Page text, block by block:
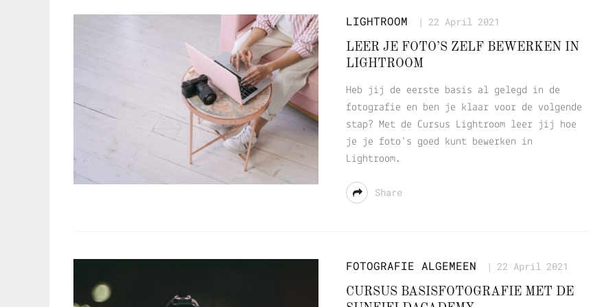
LIGHTROOM 22 April 2021
LEER JE FOTO’S ZELF BEWERKEN IN
LIGHTROOM
Heb jij de eerste basis al gelegd in de
fotografie en ben je klaar voor de volgende
stap? Met de Cursus Lightroom leer jij hoe
je je foto's goed kunt bewerken in
Lightroom.
Share
FOTOGRAFIE ALGEMEEN 22 April 2021
CURSUS BASISFOTOGRAFIE MET DE